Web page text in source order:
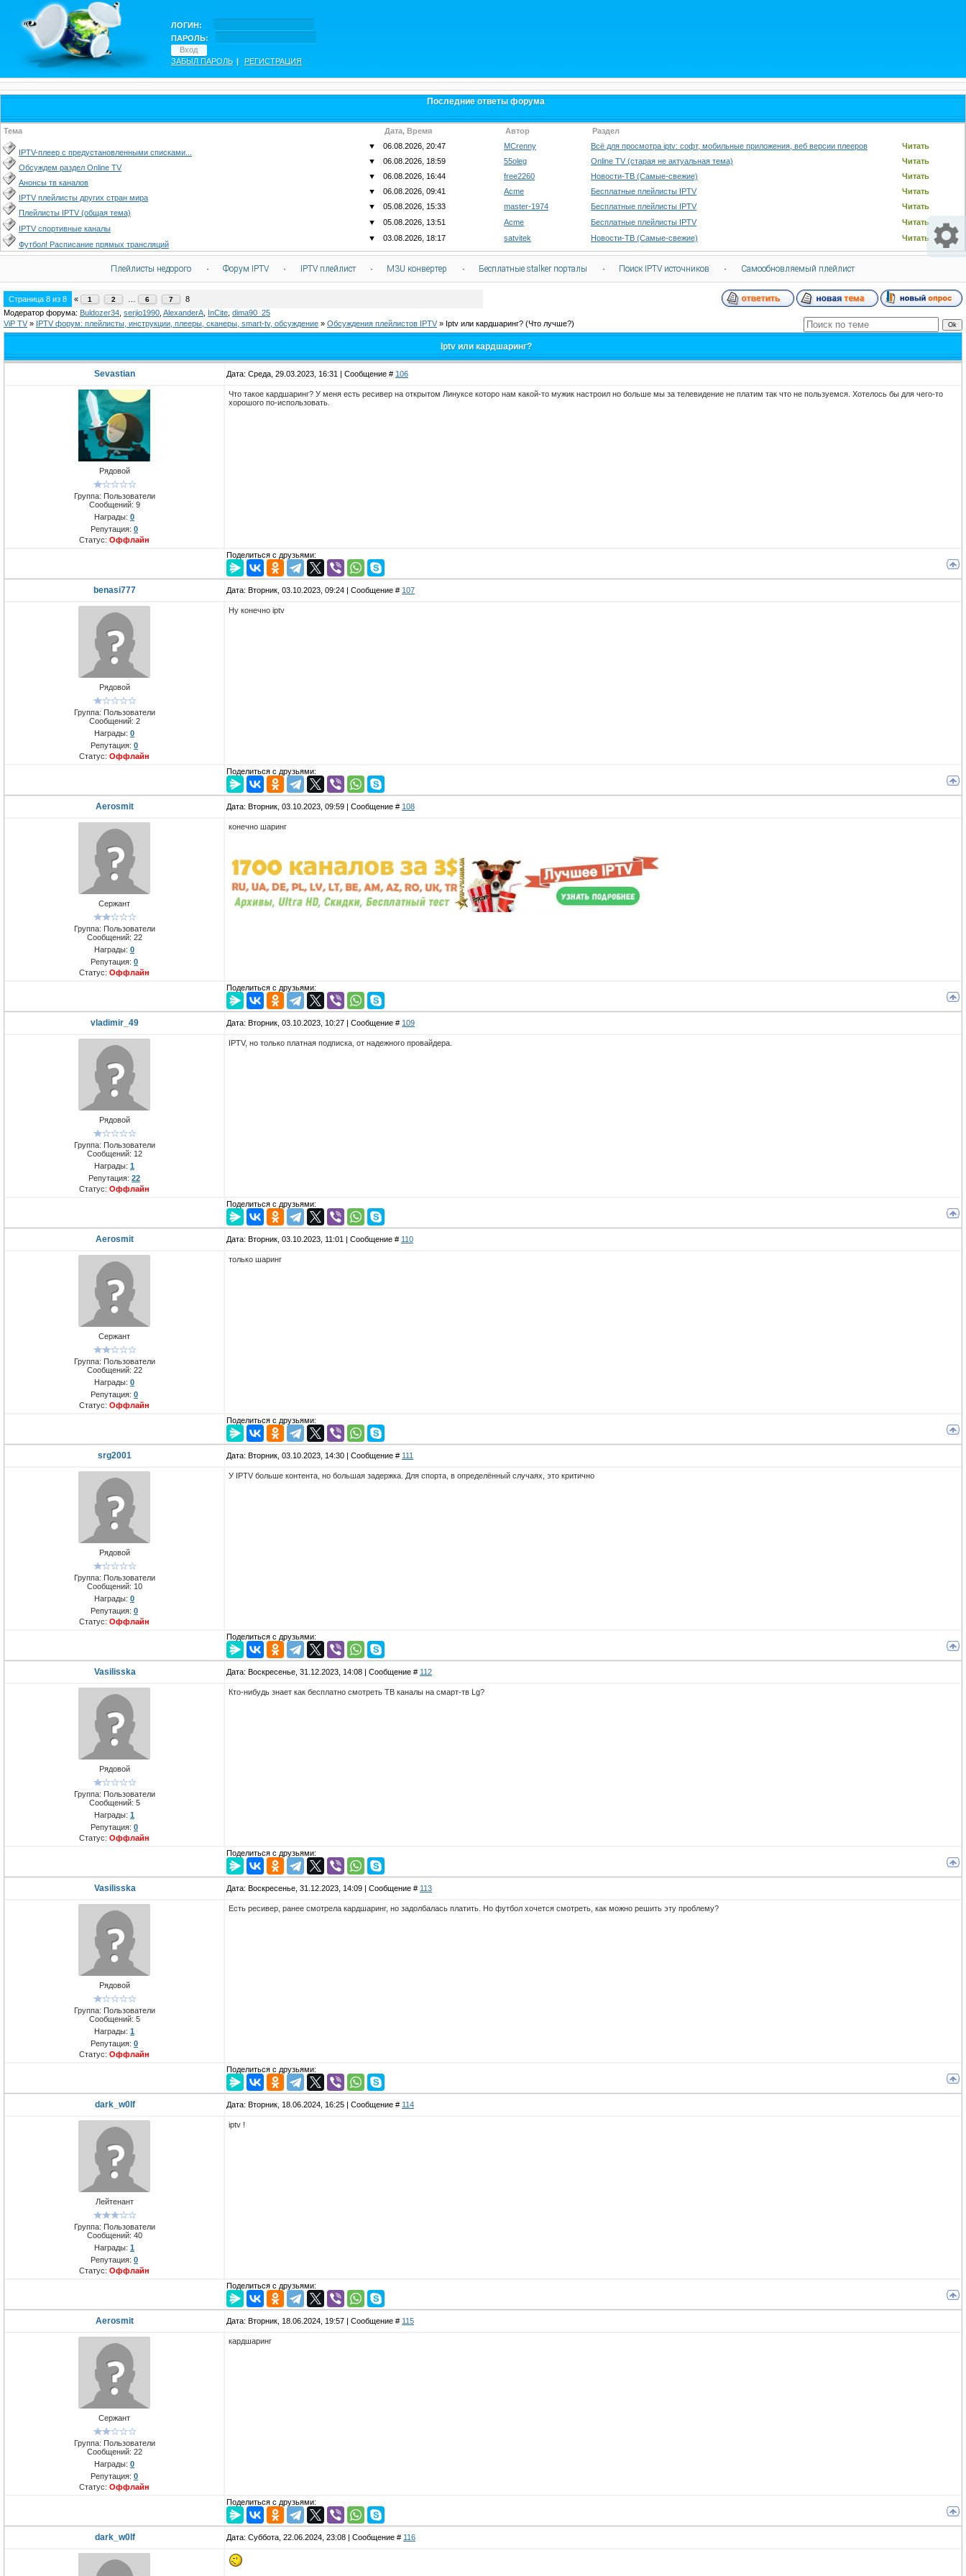
ЛОГИН:
ПАРОЛЬ:
ЗАБЫЛ ПАРОЛЬ | РЕГИСТРАЦИЯ
Последние ответы форума
Тема Дата, Время Автор Раздел
IPTV-плеер с предустановленными списками...
▼ 06.08.2026, 20:47 MCrenny Всё для просмотра iptv: софт, мобильные приложения, веб версии плееров Читать
Обсуждем раздел Online TV
▼ 06.08.2026, 18:59 55oleg Online TV (старая не актуальная тема) Читать
Анонсы тв каналов
▼ 06.08.2026, 16:44 free2260 Новости-ТВ (Самые-свежие) Читать
IPTV плейлисты других стран мира
▼ 06.08.2026, 09:41 Acme Бесплатные плейлисты IPTV Читать
Плейлисты IPTV (общая тема)
▼ 05.08.2026, 15:33 master-1974 Бесплатные плейлисты IPTV Читать
IPTV спортивные каналы
▼ 05.08.2026, 13:51 Acme Бесплатные плейлисты IPTV Читать
Футбол! Расписание прямых трансляций
▼ 03.08.2026, 18:17 satvitek Новости-ТВ (Самые-свежие) Читать
Плейлисты недорого · Форум IPTV · IPTV плейлист · M3U конвертер · Бесплатные stalker порталы · Поиск IPTV источников · Самообновляемый плейлист
Страница 8 из 8 « 1 2 6 7
8
Модератор форума: Buldozer34 serjio1990 AlexanderA InCite dima90_25
ViP TV » IPTV форум: плейлисты, инструкции, плееры, сканеры, smart-tv, обсуждение » Обсуждения плейлистов IPTV » Iptv или кардшаринг? (Что лучше?)
Iptv или кардшаринг?
Sevastian Дата: Среда, 29.03.2023, 16:31 | Сообщение # 106
Рядовой
Группа: Пользователи
Сообщений: 9
Награды: 0
Репутация: 0
Статус: Оффлайн
Что такое кардшаринг? У меня есть ресивер на открытом Линуксе которо нам какой-то мужик настроил но больше мы за телевидение не платим так что не пользуемся. Хотелось бы для чего-то
хорошого по-использовать.
Поделиться с друзьями:
benasi777 Дата: Вторник, 03.10.2023, 09:24 | Сообщение # 107
Рядовой
Группа: Пользователи
Сообщений: 2
Награды: 0
Репутация: 0
Статус: Оффлайн
Ну конечно iptv
Поделиться с друзьями:
Aerosmit Дата: Вторник, 03.10.2023, 09:59 | Сообщение # 108
Сержант
Группа: Пользователи
Сообщений: 22
Награды: 0
Репутация: 0
Статус: Оффлайн
конечно шаринг
Поделиться с друзьями:
vladimir_49 Дата: Вторник, 03.10.2023, 10:27 | Сообщение # 109
Рядовой
Группа: Пользователи
Сообщений: 12
Награды: 1
Репутация: 22
Статус: Оффлайн
IPTV, но только платная подписка, от надежного провайдера.
Поделиться с друзьями:
Aerosmit Дата: Вторник, 03.10.2023, 11:01 | Сообщение # 110
Сержант
Группа: Пользователи
Сообщений: 22
Награды: 0
Репутация: 0
Статус: Оффлайн
только шаринг
Поделиться с друзьями:
srg2001 Дата: Вторник, 03.10.2023, 14:30 | Сообщение # 111
Рядовой
Группа: Пользователи
Сообщений: 10
Награды: 0
Репутация: 0
Статус: Оффлайн
У IPTV больше контента, но большая задержка. Для спорта, в определённый случаях, это критично
Поделиться с друзьями:
Vasilisska Дата: Воскресенье, 31.12.2023, 14:08 | Сообщение # 112
Рядовой
Группа: Пользователи
Сообщений: 5
Награды: 1
Репутация: 0
Статус: Оффлайн
Кто-нибудь знает как бесплатно смотреть ТВ каналы на смарт-тв Lg?
Поделиться с друзьями:
Vasilisska Дата: Воскресенье, 31.12.2023, 14:09 | Сообщение # 113
Рядовой
Группа: Пользователи
Сообщений: 5
Награды: 1
Репутация: 0
Статус: Оффлайн
Есть ресивер, ранее смотрела кардшаринг, но задолбалась платить. Но футбол хочется смотреть, как можно решить эту проблему?
Поделиться с друзьями:
dark_w0lf Дата: Вторник, 18.06.2024, 16:25 | Сообщение # 114
Лейтенант
Группа: Пользователи
Сообщений: 40
Награды: 1
Репутация: 0
Статус: Оффлайн
iptv !
Поделиться с друзьями:
Aerosmit Дата: Вторник, 18.06.2024, 19:57 | Сообщение # 115
Сержант
Группа: Пользователи
Сообщений: 22
Награды: 0
Репутация: 0
Статус: Оффлайн
кардшаринг
Поделиться с друзьями:
dark_w0lf Дата: Суббота, 22.06.2024, 23:08 | Сообщение # 116